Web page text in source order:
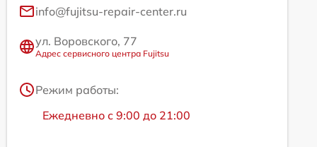
info@fujitsu-repair-center.ru
ул. Воровского, 77
Адрес сервисного центра Fujitsu
Режим работы:
Ежедневно с 9:00 до 21:00